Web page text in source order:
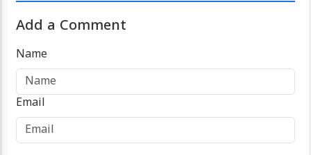
Add a Comment
Name
Email